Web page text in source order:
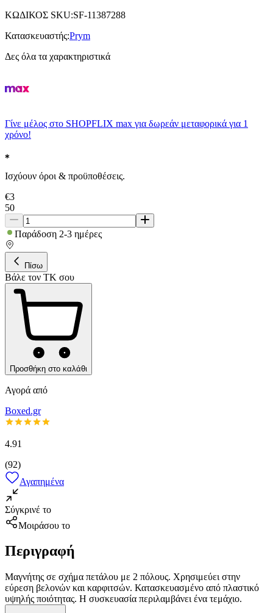
ΚΩΔΙΚΟΣ SKU:SF-11387288
Κατασκευαστής:Prym
Δες όλα τα χαρακτηριστικά
Γίνε μέλος στο SHOPFLIX max για δωρεάν μεταφορικά για 1
χρόνο!
Ισχύουν όροι & προϋποθέσεις.
€3
50
Παράδοση 2-3 ημέρες
Πίσω
Βάλε τον ΤΚ σου
Προσθήκη στο καλάθι
Αγορά από
Boxed.gr
4.91
(92)
Αγαπημένα
Σύγκρινέ το
Μοιράσου το
Περιγραφή
Μαγνήτης σε σχήμα πετάλου με 2 πόλους. Χρησιμεύει στην
εύρεση βελονών και καρφιτσών. Κατασκευασμένο από πλαστικό
υψηλής ποιότητας. Η συσκευασία περιλαμβάνει ένα τεμάχιο.